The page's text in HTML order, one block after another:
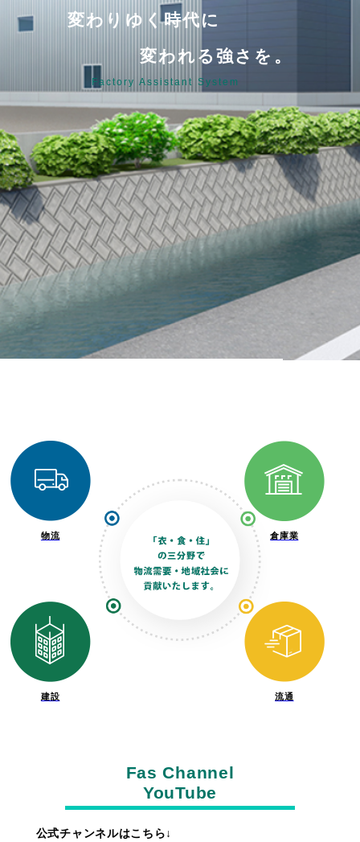
変わりゆく時代に
変われる強さを。
Factory Assistant System
物流
建設
倉庫業
流通
Fas Channel
YouTube
公式チャンネルはこちら↓